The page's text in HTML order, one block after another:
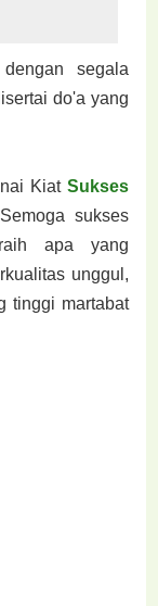
segala
do'a yang
Kiat Sukses
sukses
apa yang
unggul,
tinggi martabat